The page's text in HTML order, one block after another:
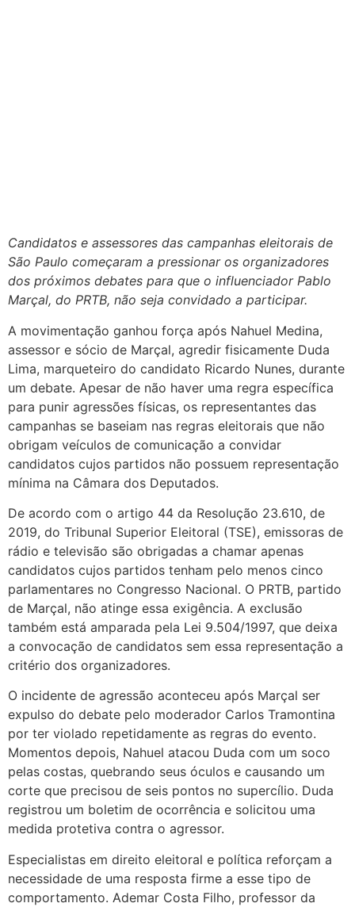
Candidatos e assessores das campanhas eleitorais de
São Paulo começaram a pressionar os organizadores
dos próximos debates para que o influenciador Pablo
Marçal, do PRTB, não seja convidado a participar.
A movimentação ganhou força após Nahuel Medina,
assessor e sócio de Marçal, agredir fisicamente Duda
Lima, marqueteiro do candidato Ricardo Nunes, durante
um debate. Apesar de não haver uma regra específica
para punir agressões físicas, os representantes das
campanhas se baseiam nas regras eleitorais que não
obrigam veículos de comunicação a convidar
candidatos cujos partidos não possuem representação
mínima na Câmara dos Deputados.
De acordo com o artigo 44 da Resolução 23.610, de
2019, do Tribunal Superior Eleitoral (TSE), emissoras de
rádio e televisão são obrigadas a chamar apenas
candidatos cujos partidos tenham pelo menos cinco
parlamentares no Congresso Nacional. O PRTB, partido
de Marçal, não atinge essa exigência. A exclusão
também está amparada pela Lei 9.504/1997, que deixa
a convocação de candidatos sem essa representação a
critério dos organizadores.
O incidente de agressão aconteceu após Marçal ser
expulso do debate pelo moderador Carlos Tramontina
por ter violado repetidamente as regras do evento.
Momentos depois, Nahuel atacou Duda com um soco
pelas costas, quebrando seus óculos e causando um
corte que precisou de seis pontos no supercílio. Duda
registrou um boletim de ocorrência e solicitou uma
medida protetiva contra o agressor.
Especialistas em direito eleitoral e política reforçam a
necessidade de uma resposta firme a esse tipo de
comportamento. Ademar Costa Filho, professor da